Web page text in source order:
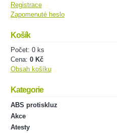
Registrace
Zapomenuté heslo
Košík
Počet: 0 ks
Cena: 0 Kč
Obsah košíku
Kategorie
ABS protiskluz
Akce
Atesty